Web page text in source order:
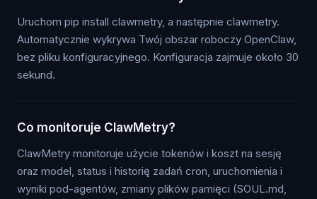
Uruchom pip install clawmetry, a następnie clawmetry.
Automatycznie wykrywa Twój obszar roboczy OpenClaw,
bez pliku konfiguracyjnego. Konfiguracja zajmuje około 30
sekund.
Co monitoruje ClawMetry?
ClawMetry monitoruje użycie tokenów i koszt na sesję
oraz model, status i historię zadań cron, uruchomienia i
wyniki pod-agentów, zmiany plików pamięci (SOUL.md,